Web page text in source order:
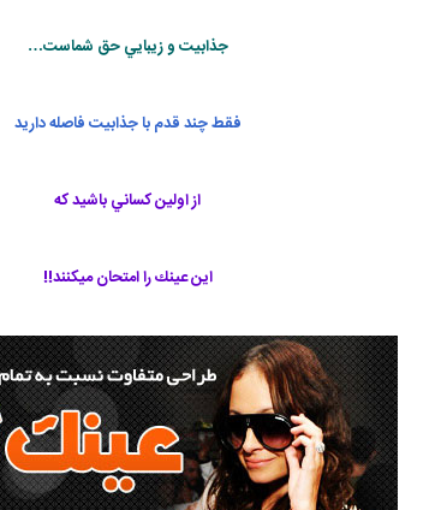
جذابيت و زيبايي حق شماست…
فقط چند قدم با جذابيت فاصله داريد
از اولين كساني باشيد كه
اين عينك را امتحان ميكنند!!